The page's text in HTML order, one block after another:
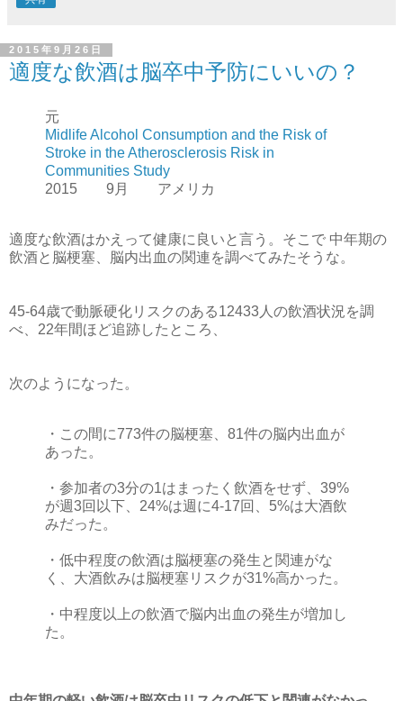
2015年9月26日
適度な飲酒は脳卒中予防にいいの？
元
Midlife Alcohol Consumption and the Risk of
Stroke in the Atherosclerosis Risk in
Communities Study
2015 9月 アメリカ
適度な飲酒はかえって健康に良いと言う。そこで 中年期の
飲酒と脳梗塞、脳内出血の関連を調べてみたそうな。
45-64歳で動脈硬化リスクのある12433人の飲酒状況を調
べ、22年間ほど追跡したところ、
次のようになった。
・この間に773件の脳梗塞、81件の脳内出血が
あった。
・参加者の3分の1はまったく飲酒をせず、39%
が週3回以下、24%は週に4-17回、5%は大酒飲
みだった。
・低中程度の飲酒は脳梗塞の発生と関連がな
く、大酒飲みは脳梗塞リスクが31%高かった。
・中程度以上の飲酒で脳内出血の発生が増加し
た。